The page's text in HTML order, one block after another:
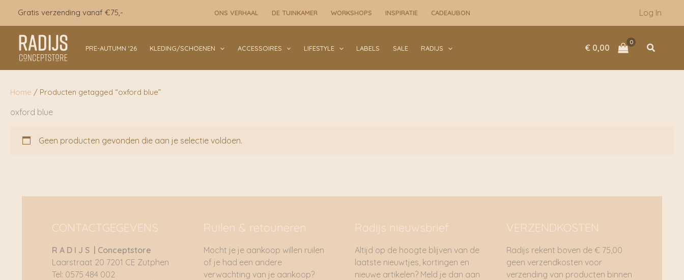
inhoud
Gratis verzending vanaf €75,- ONS VERHAAL DE TUINKAMER WORKSHOPS INSPIRATIE CADEAUBON Log In
PRE-AUTUMN ‘26 KLEDING/SCHOENEN ACCESSOIRES LIFESTYLE LABELS SALE RADIJS € 0,00 Zoeken
Home / Producten getagged “oxford blue”
oxford blue
Geen producten gevonden die aan je selectie voldoen.
CONTACTGEGEVENS
R A D I J S | Conceptstore
Laarstraat 20 7201 CE Zutphen
Tel: 0575 484 002
Ruilen & retouneren
Mocht je je aankoop willen ruilen
of je had een andere
verwachting van je aankoop?
Radijs nieuwsbrief
Altijd op de hoogte blijven van de
laatste nieuwtjes, kortingen en
nieuwe artikelen? Meld je dan aan
VERZENDKOSTEN
Radijs rekent boven de € 75,00
geen verzendkosten voor
verzending van producten binnen